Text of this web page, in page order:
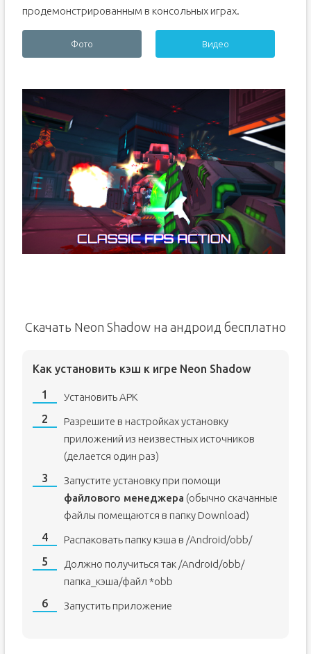
продемонстрированным в консольных играх.
Фото Видео
Скачать Neon Shadow на андроид бесплатно
Как установить кэш к игре Neon Shadow
Установить APK
Разрешите в настройках установку
приложений из неизвестных источников
(делается один раз)
Запустите установку при помощи
файлового менеджера (обычно скачанные
файлы помещаются в папку Download)
Распаковать папку кэша в /Android/obb/
Должно получиться так /Android/obb/
папка_кэша/файл *obb
Запустить приложение